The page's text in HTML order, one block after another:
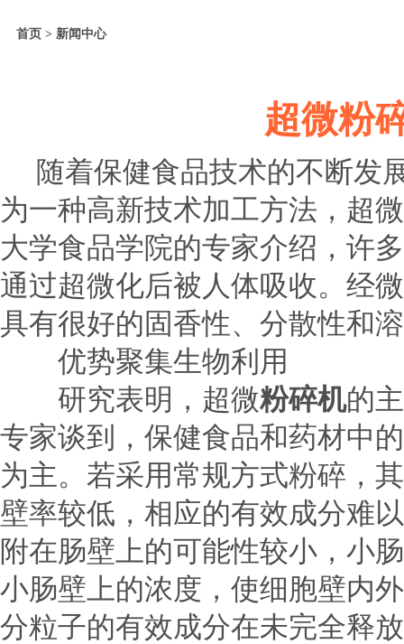
首页 > 新闻中心
超微粉
随着保健食品技术的不断发
为一种高新技术加工方法，超
大学食品学院的专家介绍，许
通过超微化后被人体吸收。经
具有很好的固香性、分散性和
优势聚集生物利用
研究表明，超微粉碎机的
专家谈到，保健食品和药材中
为主。若采用常规方式粉碎，
壁率较低，相应的有效成分难
附在肠壁上的可能性较小，小
小肠壁上的浓度，使细胞壁内
分粒子的有效成分在未完全释